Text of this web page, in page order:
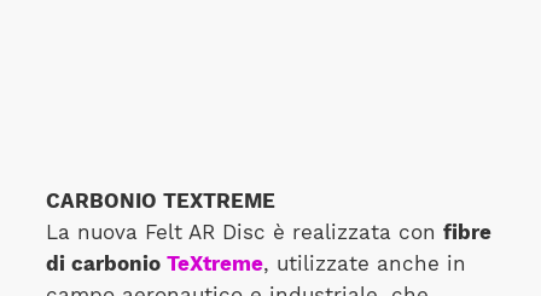
CARBONIO TEXTREME
La nuova Felt AR Disc è realizzata con fibre
di carbonio TeXtreme, utilizzate anche in